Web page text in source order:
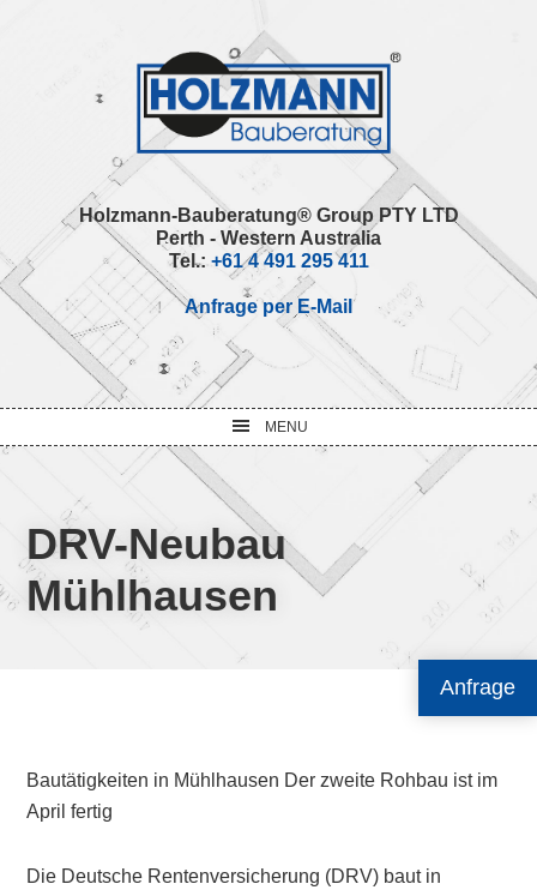
Anfrage
Holzmann-Bauberatung® Group PTY LTD
Perth - Western Australia
Tel.: +61 4 491 295 411
Anfrage per E-Mail
MENU
DRV-Neubau
Mühlhausen
Bautätigkeiten in Mühlhausen Der zweite Rohbau ist im
April fertig
Die Deutsche Rentenversicherung (DRV) baut in